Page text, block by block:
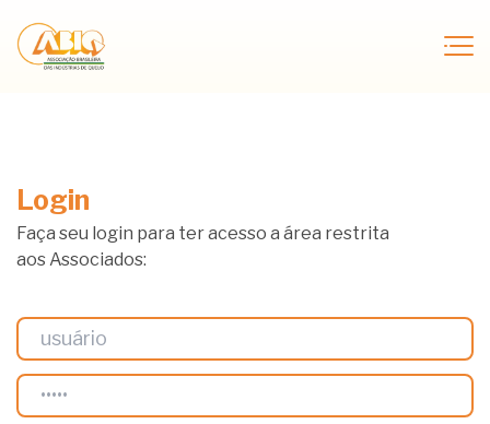
Login
Faça seu login para ter acesso a área restrita
aos Associados: